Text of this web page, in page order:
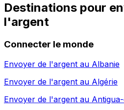
Destinations pour
l'argent
Connecter le monde
Envoyer de l'argent au Albanie
Envoyer de l'argent au Algérie
Envoyer de l'argent au